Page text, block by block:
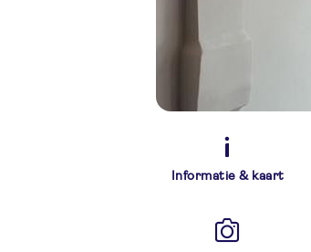
Informatie & kaart